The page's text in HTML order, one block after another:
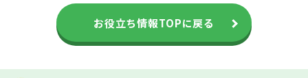
お役立ち情報TOPに戻る